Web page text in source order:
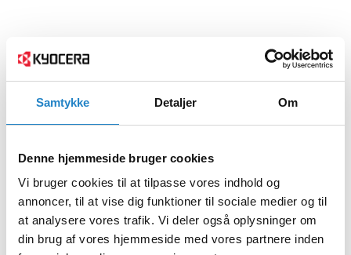
Samtykke Detaljer Om
Denne hjemmeside bruger cookies
Vi bruger cookies til at tilpasse vores indhold og
annoncer, til at vise dig funktioner til sociale medier og til
at analysere vores trafik. Vi deler også oplysninger om
din brug af vores hjemmeside med vores partnere inden